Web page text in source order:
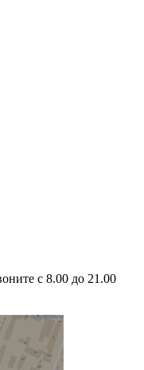
с 8.00 до 21.00